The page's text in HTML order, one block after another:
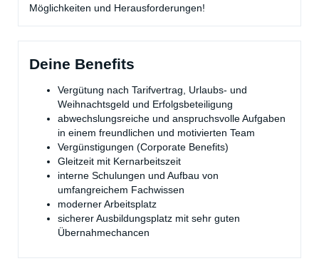
Möglichkeiten und Herausforderungen!
Deine Benefits
Vergütung nach Tarifvertrag, Urlaubs- und
Weihnachtsgeld und Erfolgsbeteiligung
abwechslungsreiche und anspruchsvolle Aufgaben
in einem freundlichen und motivierten Team
Vergünstigungen (Corporate Benefits)
Gleitzeit mit Kernarbeitszeit
interne Schulungen und Aufbau von
umfangreichem Fachwissen
moderner Arbeitsplatz
sicherer Ausbildungsplatz mit sehr guten
Übernahmechancen